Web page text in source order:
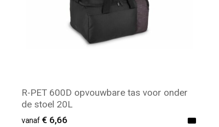
R-PET 600D opvouwbare tas voor onder
de stoel 20L
vanaf € 6,66